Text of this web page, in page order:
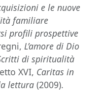
e le nuove
familiare
profili prospettive
L’amore di Dio
di spiritualità
XVI, Caritas in
lettura (2009).